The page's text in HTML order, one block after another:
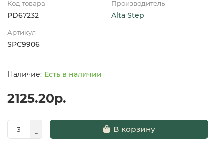
Код товара
PD67232
Производитель
Alta Step
Артикул
SPC9906
Есть в наличии
2125.20р.
В корзину